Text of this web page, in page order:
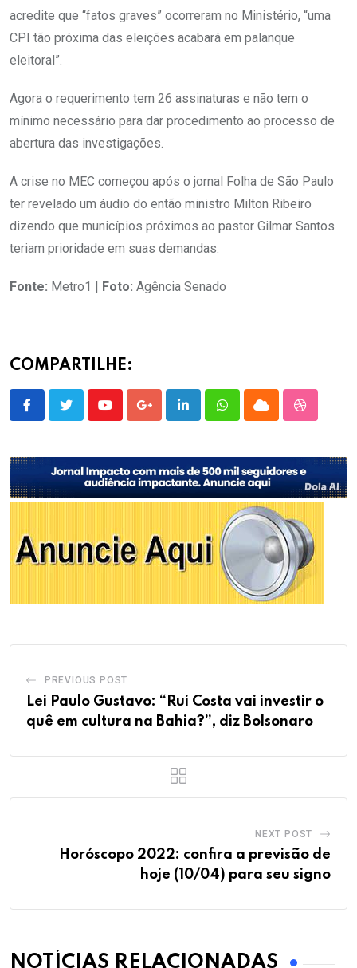
acredite que “fatos graves” ocorreram no Ministério, “uma
CPI tão próxima das eleições acabará em palanque
eleitoral”.
Agora o requerimento tem 26 assinaturas e não tem o
mínimo necessário para dar procedimento ao processo de
abertura das investigações.
A crise no MEC começou após o jornal Folha de São Paulo
ter revelado um áudio do então ministro Milton Ribeiro
dizendo que municípios próximos ao pastor Gilmar Santos
teriam prioridade em suas demandas.
Fonte: Metro1 | Foto: Agência Senado
COMPARTILHE:
YoutubeGoogle+LinkedInWhatsappCloud
PREVIOUS POST
Lei Paulo Gustavo: “Rui Costa vai investir o
quê em cultura na Bahia?”, diz Bolsonaro
NEXT POST
Horóscopo 2022: confira a previsão de
hoje (10/04) para seu signo
NOTÍCIAS RELACIONADAS